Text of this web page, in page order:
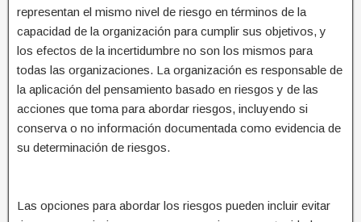
representan el mismo nivel de riesgo en términos de la
capacidad de la organización para cumplir sus objetivos, y
los efectos de la incertidumbre no son los mismos para
todas las organizaciones. La organización es responsable de
la aplicación del pensamiento basado en riesgos y de las
acciones que toma para abordar riesgos, incluyendo si
conserva o no información documentada como evidencia de
su determinación de riesgos.
Las opciones para abordar los riesgos pueden incluir evitar